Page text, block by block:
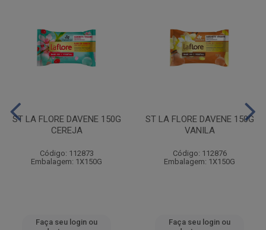
ST LA FLORE DAVENE 150G
CEREJA
Código: 112873
Embalagem: 1X150G
Faça seu login ou
ST LA FLORE DAVENE 150G
VANILA
Código: 112876
Embalagem: 1X150G
Faça seu login ou